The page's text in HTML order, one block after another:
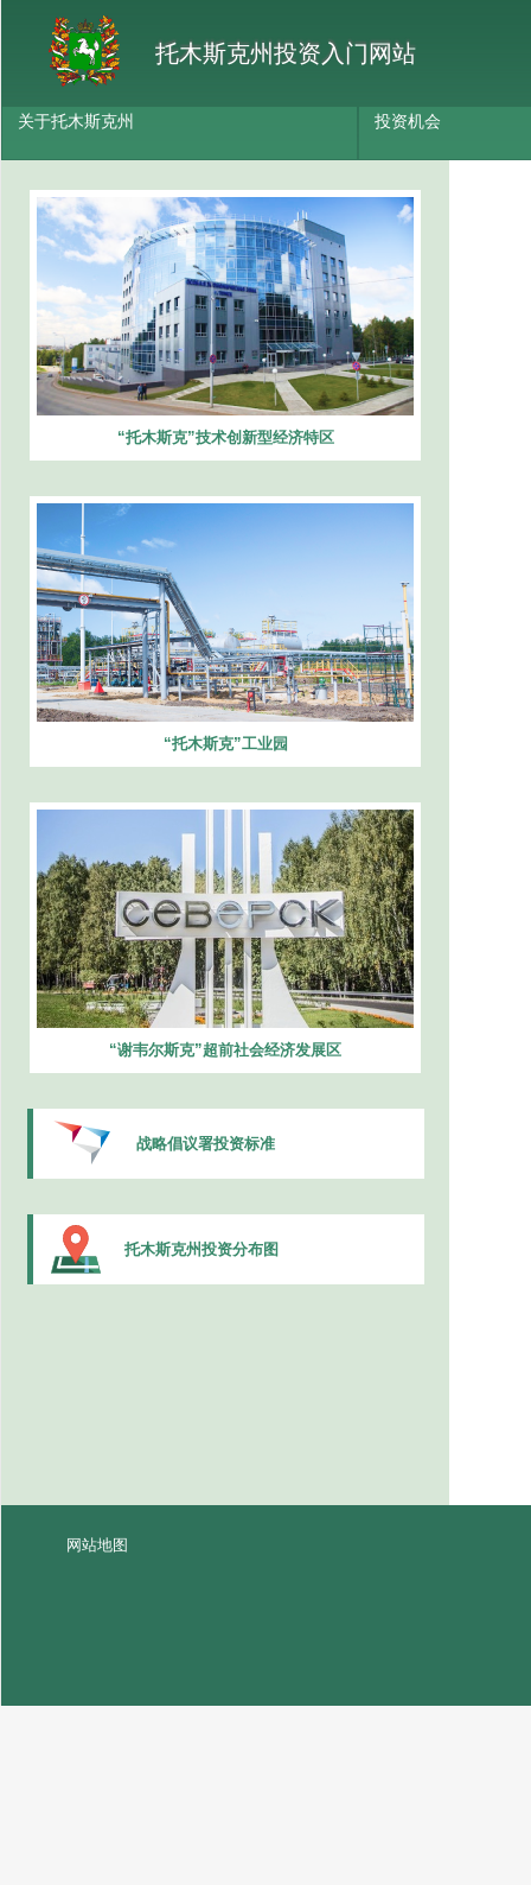
托木斯克州投资入门网站
关于托木斯克州 投资机会
“托木斯克”技术创新型经济特区
“托木斯克”工业园
“谢韦尔斯克”超前社会经济发展区
战略倡议署投资标准
托木斯克州投资分布图
网站地图